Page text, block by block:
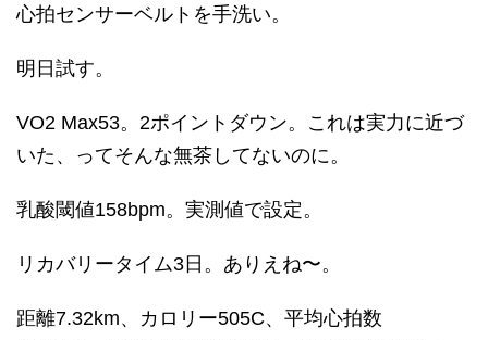
心拍センサーベルトを手洗い。
明日試す。
VO2 Max53。2ポイントダウン。これは実力に近づ
いた、ってそんな無茶してないのに。
乳酸閾値158bpm。実測値で設定。
リカバリータイム3日。ありえね〜。
距離7.32km、カロリー505C、平均心拍数